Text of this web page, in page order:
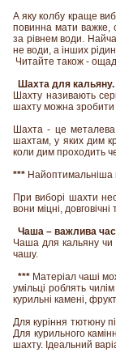
А яку колбу краще
повинна мати важке,
за рівнем води.
не води, а інших
Читайте також -
Шахта для кальяну.
Шахту називають
шахту можна зробити
Шахта - це металева
шахтам, у яких дим
коли дим проходить
*** Найоптимальніша
При виборі шахти
вони міцні,
Чаша – важлива
Чаша для кальяну чи
чашу.
*** Матеріал чаші
умільці роблять
курильні камені,
Для куріння тютюну
Для курильного
шахту. Ідеальний